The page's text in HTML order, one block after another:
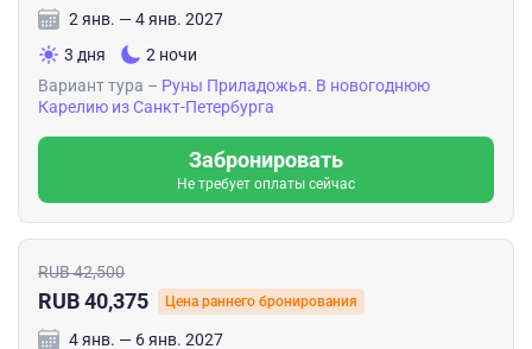
2 янв. — 4 янв. 2027
3 дня
2 ночи
Вариант тура – Руны Приладожья. В новогоднюю
Карелию из Санкт-Петербурга
Забронировать
Не требует оплаты сейчас
RUB 42,500
RUB 40,375 Цена раннего бронирования
4 янв. — 6 янв. 2027